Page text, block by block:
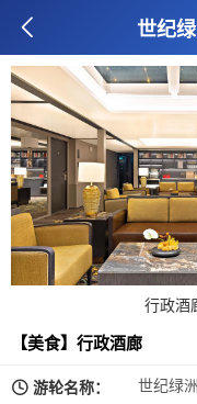
 世纪
行政酒
【美食】行政酒廊
 游轮名称： 世纪绿